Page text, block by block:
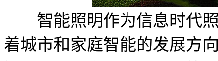
智能照明作为信息时代照
着城市和家庭智能的发展方